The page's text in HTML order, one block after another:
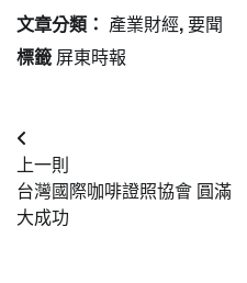
文章分類： 產業財經,要聞
標籤 屏東時報
文
章
導
上一則
台灣國際咖啡證照協會 圓滿
大成功